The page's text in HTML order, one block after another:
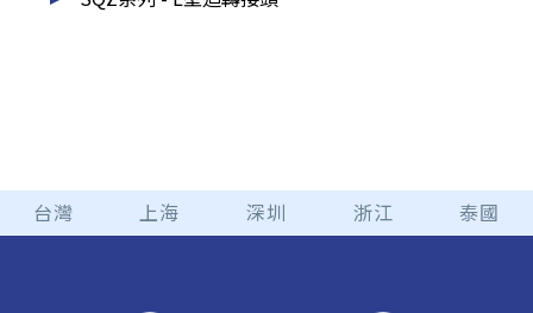
台灣 上海 深圳 浙江 泰國